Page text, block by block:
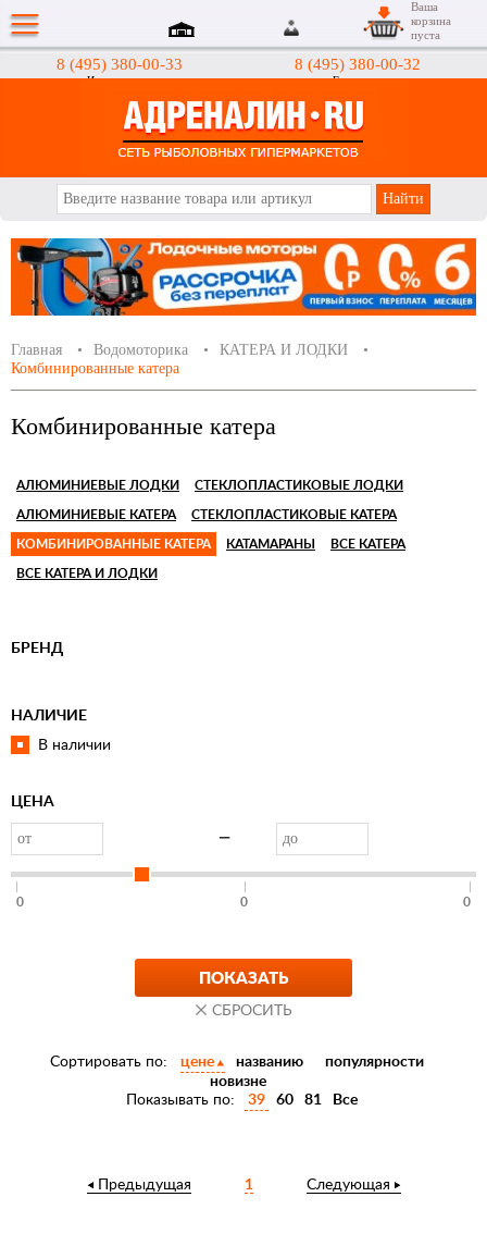
8 (495) 380-00-33
Интернет-магазин
8 (495) 380-00-32
Гипермаркеты
Ваша
корзина
пуста
Главная Водомоторика
КАТЕРА И ЛОДКИ
Комбинированные катера
Комбинированные катера
АЛЮМИНИЕВЫЕ ЛОДКИ СТЕКЛОПЛАCТИКОВЫЕ ЛОДКИ
АЛЮМИНИЕВЫЕ КАТЕРА СТЕКЛОПЛАCТИКОВЫЕ КАТЕРА
КОМБИНИРОВАННЫЕ КАТЕРА КАТАМАРАНЫ ВСЕ КАТЕРА
ВСЕ КАТЕРА И ЛОДКИ
БРЕНД
НАЛИЧИЕ
В наличии
ЦЕНА
—
0 0 0
Сортировать по: цене названию
популярности
новизне
Показывать по:
39 60 81 Все
Предыдущая 1 Следующая